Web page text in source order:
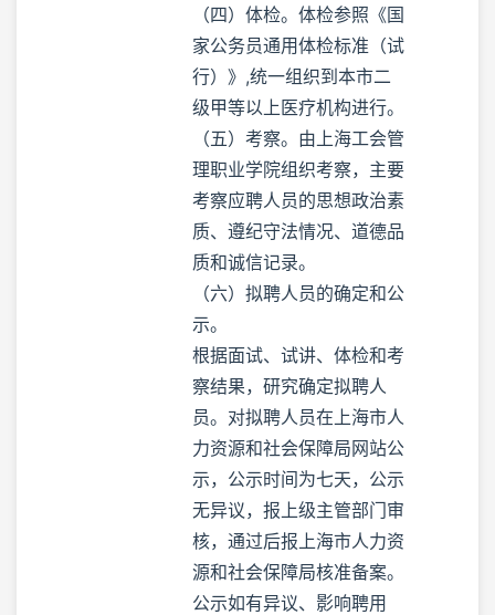
（四）体检。体检参照《国
家公务员通用体检标准（试
行）》,统一组织到本市二
级甲等以上医疗机构进行。
（五）考察。由上海工会管
理职业学院组织考察，主要
考察应聘人员的思想政治素
质、遵纪守法情况、道德品
质和诚信记录。
（六）拟聘人员的确定和公
示。
根据面试、试讲、体检和考
察结果，研究确定拟聘人
员。对拟聘人员在上海市人
力资源和社会保障局网站公
示，公示时间为七天，公示
无异议，报上级主管部门审
核，通过后报上海市人力资
源和社会保障局核准备案。
公示如有异议、影响聘用